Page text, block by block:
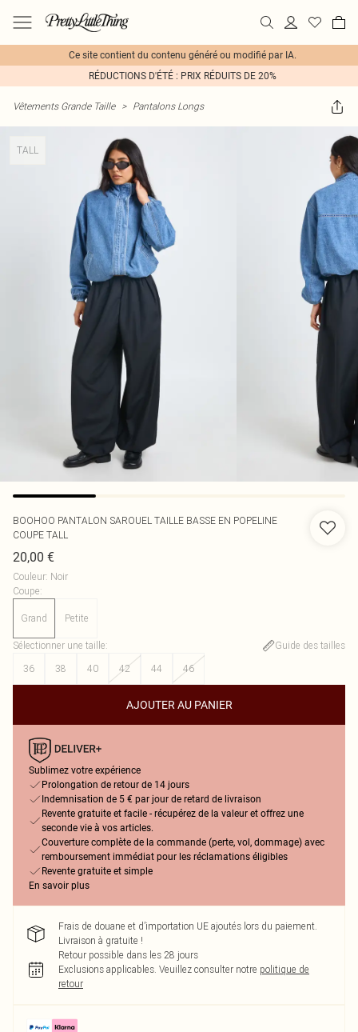
Ce site contient du contenu généré ou modifié par IA.
RÉDUCTIONS D'ÉTÉ : PRIX RÉDUITS DE 20%
Vêtements Grande Taille > Pantalons Longs
TALL
BOOHOO PANTALON SAROUEL TAILLE BASSE EN POPELINE
COUPE TALL
20,00 €
Couleur: Noir
Coupe:
Grand Petite
Sélectionner une taille:
Guide des tailles
36
38 40 42 44 46
AJOUTER AU PANIER
Sublimez votre expérience
Prolongation de retour de 14 jours
Indemnisation de 5 € par jour de retard de livraison
Revente gratuite et facile - récupérez de la valeur et offrez une
seconde vie à vos articles.
Couverture complète de la commande (perte, vol, dommage) avec
remboursement immédiat pour les réclamations éligibles
Revente gratuite et simple
En savoir plus
Frais de douane et d’importation UE ajoutés lors du paiement.
Livraison à gratuite !
Retour possible dans les 28 jours
Exclusions applicables. Veuillez consulter notre politique de
retour